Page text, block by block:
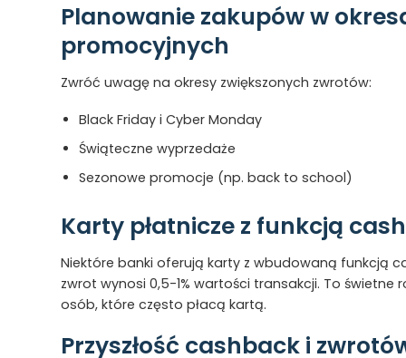
Planowanie zakupów w
promocyjnych
Zwróć uwagę na okresy zwiększonych zwrotów:
Black Friday i Cyber Monday
Świąteczne wyprzedaże
Sezonowe promocje (np. back to school)
Karty płatnicze z funkcją
Niektóre banki oferują karty z wbudowaną funkcją
zwrot wynosi 0,5-1% wartości transakcji. To świetne
osób, które często płacą kartą.
Przyszłość cashback i